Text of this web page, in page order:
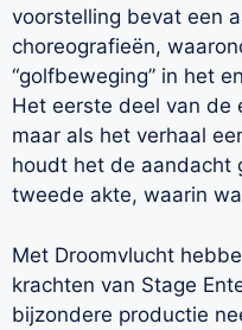
voorstelling bevat een
choreografieën,
“golfbeweging” in het
Het eerste deel van de
maar als het verhaal
houdt het de aandacht
tweede akte, waarin
Met Droomvlucht
krachten van Stage
bijzondere productie